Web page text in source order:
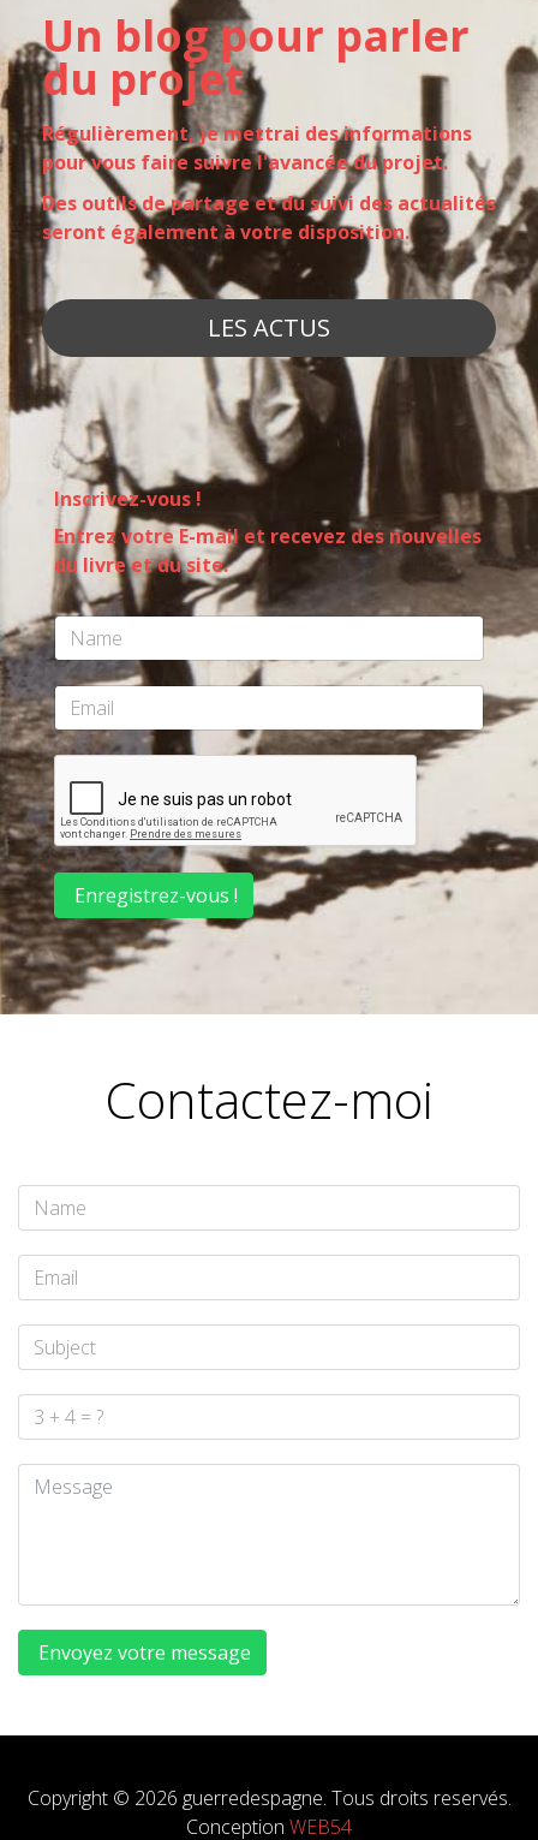
Un blog pour parler
du projet
Régulièrement, je mettrai des informations
pour vous faire suivre l'avancée du projet.
Des outils de partage et du suivi des actualités
seront également à votre disposition.
LES ACTUS
Inscrivez-vous !
Entrez votre E-mail et recevez des nouvelles
du livre et du site.
Enregistrez-vous !
Contactez-moi
Envoyez votre message
Copyright © 2026 guerredespagne. Tous droits reservés.
Conception WEB54